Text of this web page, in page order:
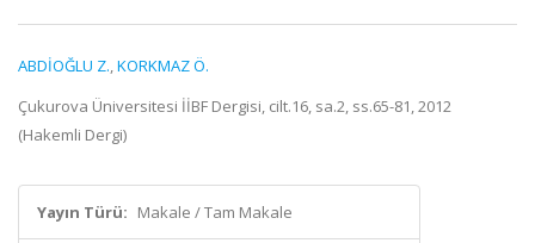
ABDİOĞLU Z.,KORKMAZ Ö.
Çukurova Üniversitesi İİBF Dergisi, cilt.16, sa.2, ss.65-81, 2012
(Hakemli Dergi)
Yayın Türü: Makale / Tam Makale